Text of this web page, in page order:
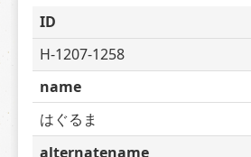
ID
H-1207-1258
name
はぐるま
alternatename